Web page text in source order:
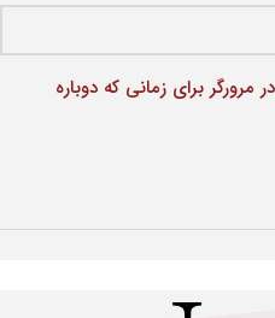
برای زمانی که دوباره